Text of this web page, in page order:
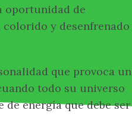
oportunidad de
y desenfrenado
que provoca un
todo su universo
energía que debe ser